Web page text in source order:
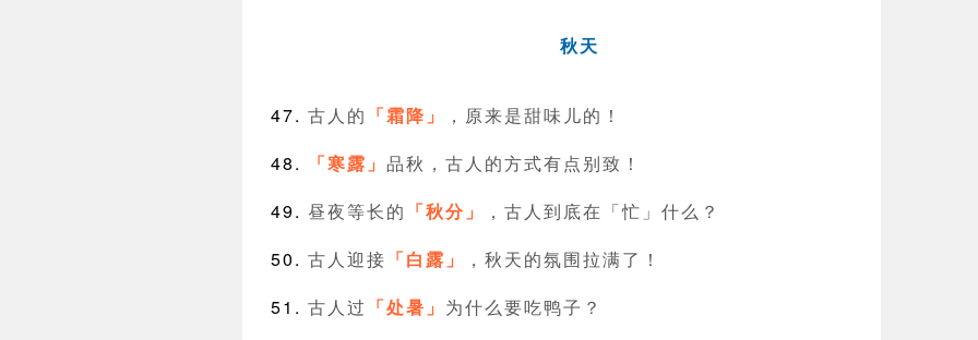
秋天
古人的 「霜降」
，原来是甜味儿的！
「寒露」 品秋，古人的方式有点别致！
昼夜等长的 「秋分」
，古人到底在「忙」什么？
古人迎接 「白露」
，秋天的氛围拉满了！
古人过 「处暑」 为什么要吃鸭子？